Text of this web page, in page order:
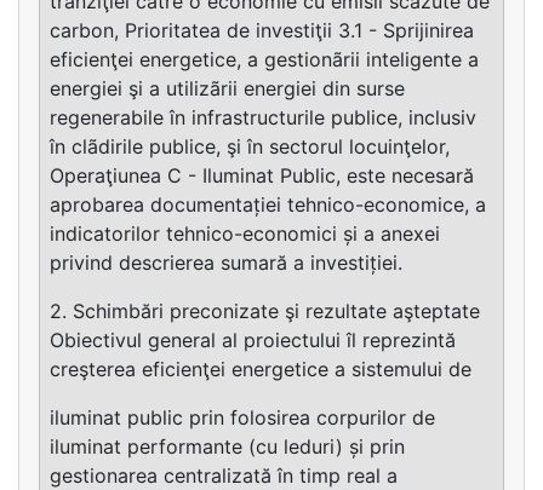
carbon, Prioritatea de investiţii 3.1 - Sprijinirea
eficienţei energetice, a gestionãrii inteligente a
energiei şi a utilizãrii energiei din surse
regenerabile în infrastructurile publice, inclusiv
în clãdirile publice, şi în sectorul locuinţelor,
Operaţiunea C - Iluminat Public, este necesară
aprobarea documentației tehnico-economice, a
indicatorilor tehnico-economici și a anexei
privind descrierea sumară a investiției.
2. Schimbări preconizate şi rezultate aşteptate
Obiectivul general al proiectului îl reprezintă
creşterea eficienţei energetice a sistemului de
iluminat public prin folosirea corpurilor de
iluminat performante (cu leduri) și prin
gestionarea centralizată în timp real a